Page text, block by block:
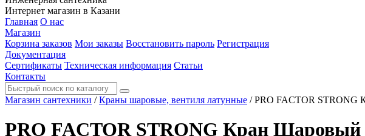
Интернет магазин в Казани
Главная О нас
Магазин
Корзина заказов Мои заказы Восстановить пароль Регистрация
Документация
Сертификаты Техническая информация Статьи
Контакты
Магазин сантехники / Краны шаровые, вентиля латунные / PRO FACTOR STRONG
PRO FACTOR STRONG Кран Шаровый